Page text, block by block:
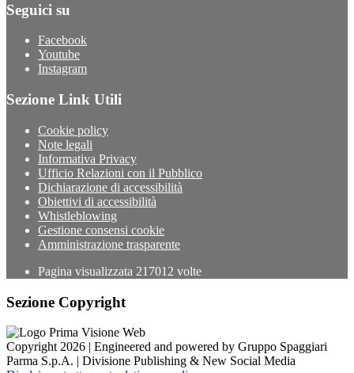
Seguici su
Facebook
Youtube
Instagram
Sezione Link Utili
Cookie policy
Note legali
Informativa Privacy
Ufficio Relazioni con il Pubblico
Dichiarazione di accessibilità
Obiettivi di accessibilità
Whistleblowing
Gestione consensi cookie
Amministrazione trasparente
Pagina visualizzata 217012 volte
Sezione Copyright
Copyright 2026 | Engineered and powered by Gruppo Spaggiari
Parma S.p.A. | Divisione Publishing & New Social Media